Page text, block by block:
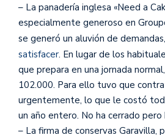
– La panadería inglesa «Need a
especialmente generoso en
se generó un aluvión de
satisfacer. En lugar de los
que prepara en una jornada
102.000. Para ello tuvo que
urgentemente, lo que le costó
un año entero. No ha cerrado
– La firma de conservas Garavilla,